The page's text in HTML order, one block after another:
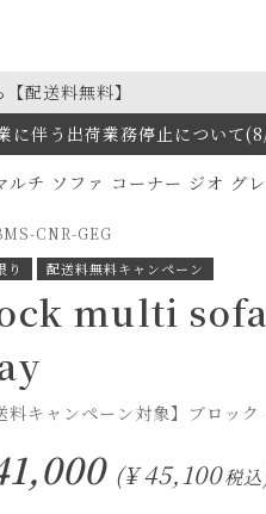
配送料無料】
に伴う出荷業務停止について
ルチ ソファ コーナー ジオ グ
CNR-GEG
り 配送料無料キャンペーン
multi
料キャンペーン対象】ブロッ
¥45,100税込